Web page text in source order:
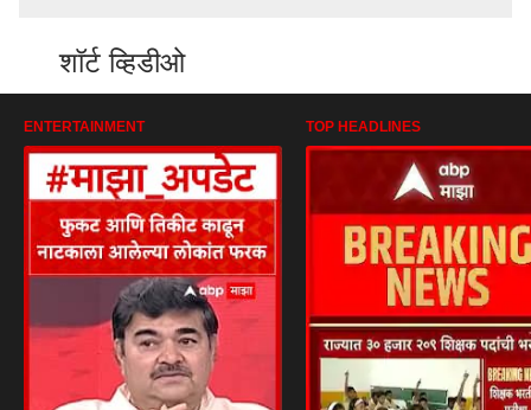
शॉर्ट व्हिडीओ
ENTERTAINMENT TOP HEADLINES